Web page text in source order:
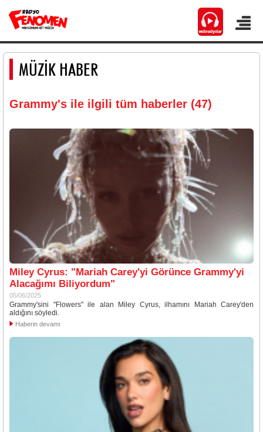
MÜZİK HABER
Grammy's ile ilgili tüm haberler (47)
Miley Cyrus: "Mariah Carey'yi Görünce Grammy'yi
Alacağımı Biliyordum"
05/06/2025
Grammy'sini "Flowers" ile alan Miley Cyrus, ilhamını Mariah Carey'den
aldığını söyledi.
Haberin devamı